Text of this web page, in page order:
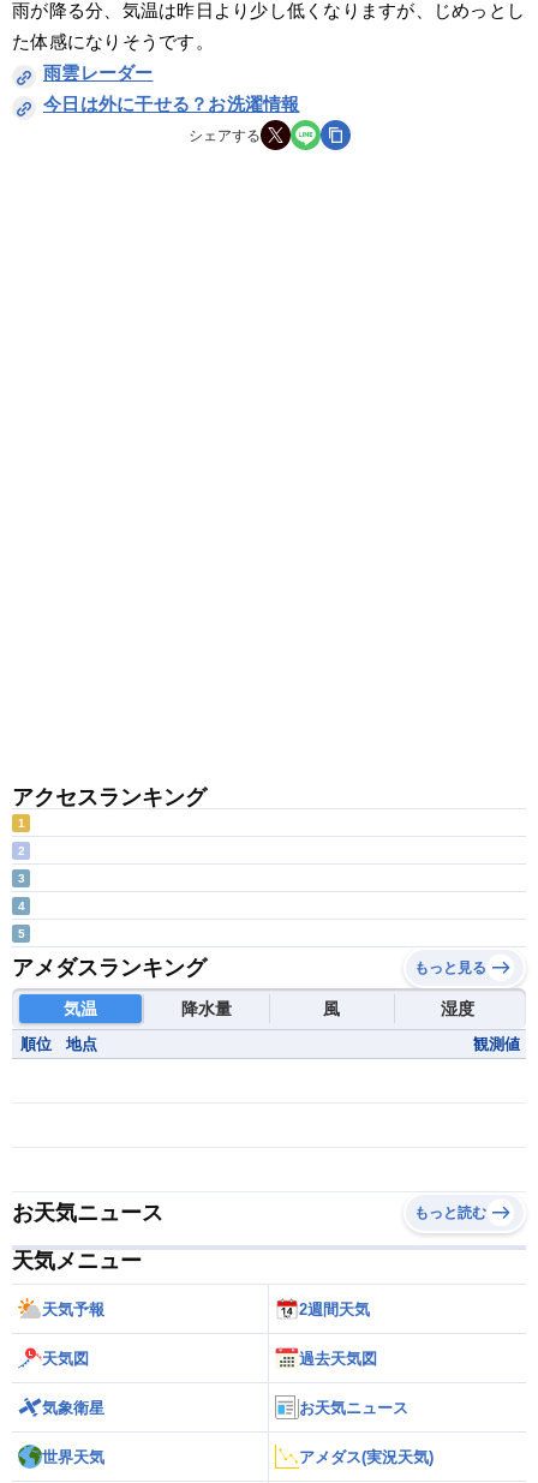
雨が降る分、気温は昨日より少し低くなりますが、じめっとし
た体感になりそうです。
雨雲レーダー
今日は外に干せる？お洗濯情報
シェアする
アクセスランキング
1
2
3
4
5
アメダスランキング もっと見る
気温 降水量 風 湿度
順位 地点 観測値
お天気ニュース もっと読む
天気メニュー
天気予報 2週間天気
天気図 過去天気図
気象衛星 お天気ニュース
世界天気 アメダス(実況天気)